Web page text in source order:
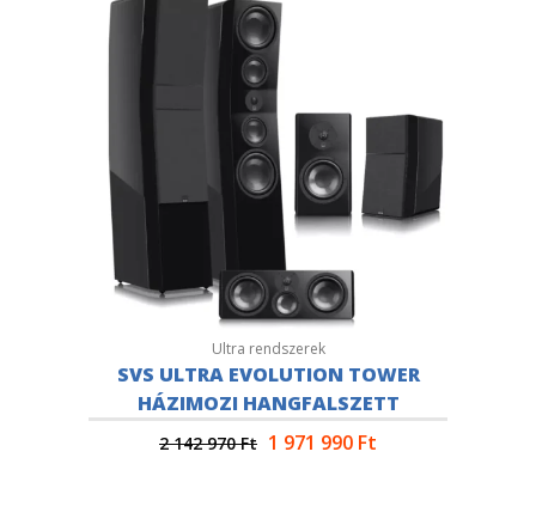
Ultra rendszerek
SVS ULTRA EVOLUTION TOWER
HÁZIMOZI HANGFALSZETT
2 142 970Ft 1 971 990 Ft